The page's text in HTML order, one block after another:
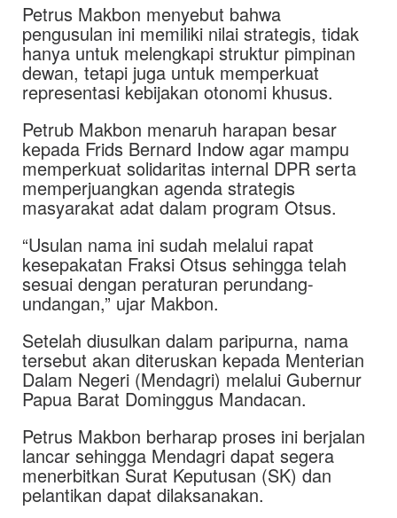
Petrus Makbon menyebut bahwa
pengusulan ini memiliki nilai strategis, tidak
hanya untuk melengkapi struktur pimpinan
dewan, tetapi juga untuk memperkuat
representasi kebijakan otonomi khusus.
Petrub Makbon menaruh harapan besar
kepada Frids Bernard Indow agar mampu
memperkuat solidaritas internal DPR serta
memperjuangkan agenda strategis
masyarakat adat dalam program Otsus.
“Usulan nama ini sudah melalui rapat
kesepakatan Fraksi Otsus sehingga telah
sesuai dengan peraturan perundang-
undangan,” ujar Makbon.
Setelah diusulkan dalam paripurna, nama
tersebut akan diteruskan kepada Menterian
Dalam Negeri (Mendagri) melalui Gubernur
Papua Barat Dominggus Mandacan.
Petrus Makbon berharap proses ini berjalan
lancar sehingga Mendagri dapat segera
menerbitkan Surat Keputusan (SK) dan
pelantikan dapat dilaksanakan.